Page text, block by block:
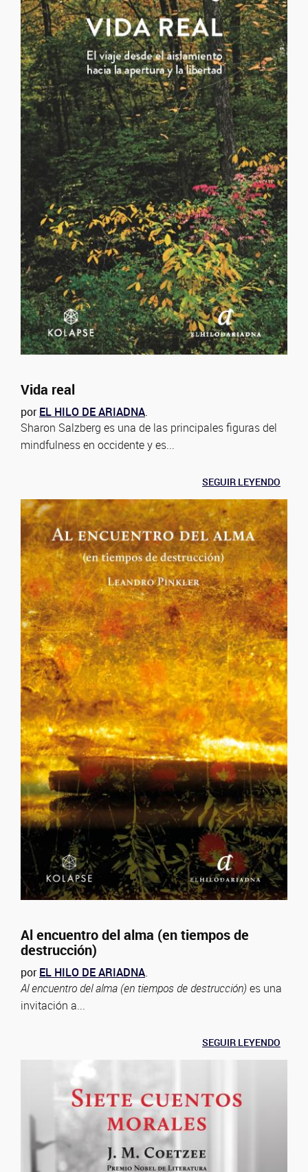
Vida real
porEL HILO DE ARIADNA.
Sharon Salzberg es una de las principales figuras del
mindfulness en occidente y es...
SEGUIR LEYENDO
Al encuentro del alma (en tiempos de
destrucción)
porEL HILO DE ARIADNA.
Al encuentro del alma (en tiempos de destrucción) es una
invitación a...
SEGUIR LEYENDO